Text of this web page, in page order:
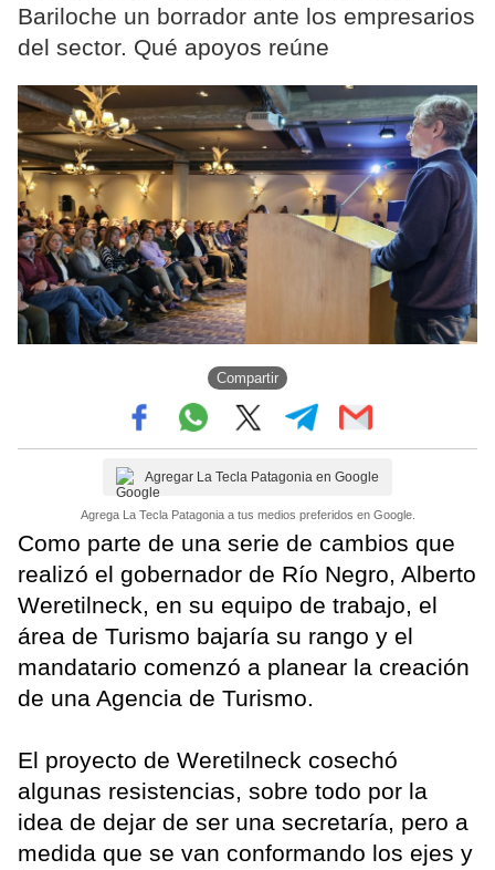
Bariloche un borrador ante los empresarios
del sector. Qué apoyos reúne
Compartir
Agregar La Tecla Patagonia en Google
Agrega La Tecla Patagonia a tus medios preferidos en Google.
Como parte de una serie de cambios que
realizó el gobernador de Río Negro, Alberto
Weretilneck, en su equipo de trabajo, el
área de Turismo bajaría su rango y el
mandatario comenzó a planear la creación
de una Agencia de Turismo.
El proyecto de Weretilneck cosechó
algunas resistencias, sobre todo por la
idea de dejar de ser una secretaría, pero a
medida que se van conformando los ejes y